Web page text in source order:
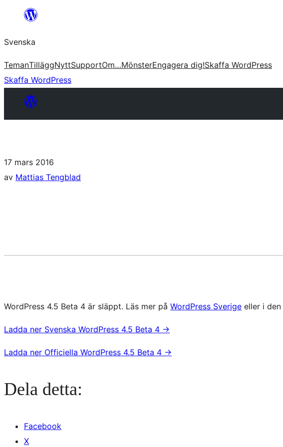
Svenska
TemanTilläggNyttSupportOm…MönsterEngagera dig!Skaffa WordPress
Skaffa WordPress
17 mars 2016
av Mattias Tengblad
WordPress 4.5 Beta 4 är släppt. Läs mer på WordPress Sverige eller i den
Ladda ner Svenska WordPress 4.5 Beta 4 →
Ladda ner Officiella WordPress 4.5 Beta 4 →
Dela detta:
Facebook
X